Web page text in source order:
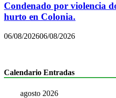
Condenado por violencia
hurto en Colonia.
06/08/202606/08/2026
Calendario Entradas
agosto 2026